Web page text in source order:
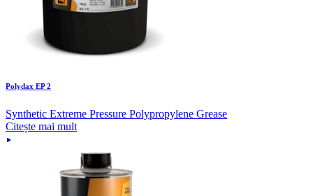
Polydax EP 2
Synthetic Extreme Pressure Polypropylene Grease
Citește mai mult